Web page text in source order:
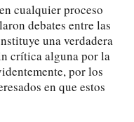
cualquier proceso
debates entre las
una verdadera
crítica alguna por la
por los
en que estos